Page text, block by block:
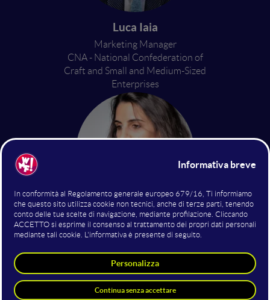
Luca Iaia
Marketing Manager
CNA - National Confederation of
Craft and Small and Medium-Sized
Enterprises
Camilla Cecilia Conti
Officer
Adaptronics